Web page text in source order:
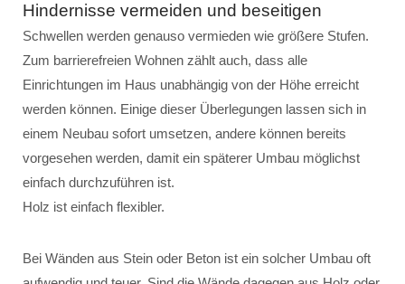
Hindernisse vermeiden und beseitigen
Schwellen werden genauso vermieden wie größere Stufen.
Zum barrierefreien Wohnen zählt auch, dass alle
Einrichtungen im Haus unabhängig von der Höhe erreicht
werden können. Einige dieser Überlegungen lassen sich in
einem Neubau sofort umsetzen, andere können bereits
vorgesehen werden, damit ein späterer Umbau möglichst
einfach durchzuführen ist.
Holz ist einfach flexibler.
Bei Wänden aus Stein oder Beton ist ein solcher Umbau oft